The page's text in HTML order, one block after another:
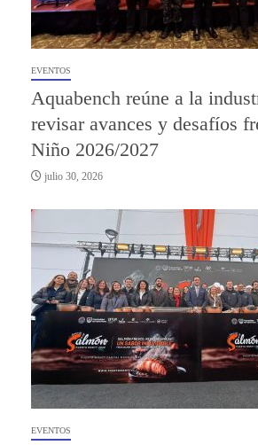
EVENTOS
Aquabench reúne a la
revisar avances y desafíos
Niño 2026/2027
julio 30, 2026
EVENTOS